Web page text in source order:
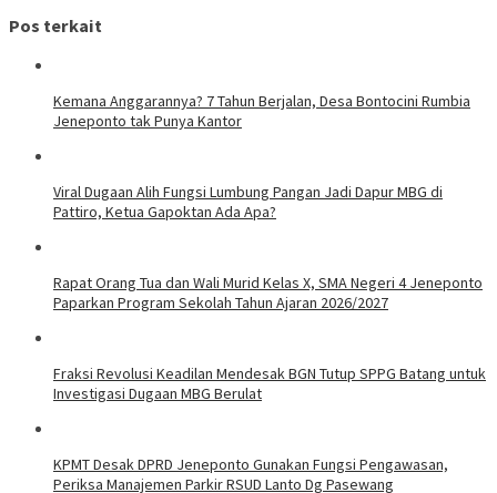
Pos terkait
Kemana Anggarannya? 7 Tahun Berjalan, Desa Bontocini Rumbia
Jeneponto tak Punya Kantor
Viral Dugaan Alih Fungsi Lumbung Pangan Jadi Dapur MBG di
Pattiro, Ketua Gapoktan Ada Apa?
Rapat Orang Tua dan Wali Murid Kelas X, SMA Negeri 4 Jeneponto
Paparkan Program Sekolah Tahun Ajaran 2026/2027
Fraksi Revolusi Keadilan Mendesak BGN Tutup SPPG Batang untuk
Investigasi Dugaan MBG Berulat
KPMT Desak DPRD Jeneponto Gunakan Fungsi Pengawasan,
Periksa Manajemen Parkir RSUD Lanto Dg Pasewang